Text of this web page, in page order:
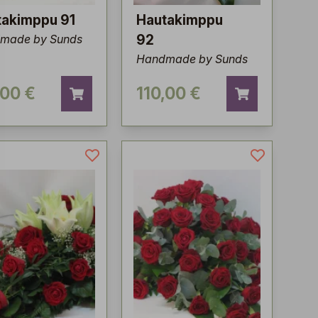
91
by Sunds
€
Hautakimppu
92
Handmade by Sunds
110,00 €